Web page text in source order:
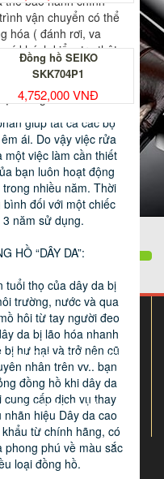
hồ làm bằng da
được chăm sóc cẩn
trong một thời
hữu cơ nên tuổi thọ
động từ môi trường,
đặc biệt là mồ hôi từ
sẽ làm dây da bị
tốt dây da của
màu và mục nát
có độ ẩm cao, không
tay, tiếp xúc với nước
một cấu trúc phức
để tiếp xúc với
các loại mỹ phẩm bởi
hại đến dây.
thành từ rất nhiều bộ
hợp với nhau hoạt
động. Và các loại dầu
giúp tất cả các bộ
ái. Do vậy việc rửa
một việc làm cần thiết
bạn luôn hoạt động
trong nhiều năm. Thời
đối với một chiếc
năm sử dụng.
HỒ “DÂY DA”:
tuổi thọ của dây da bị
trường, nước và qua
hôi từ tay người đeo
da bị lão hóa nhanh
hư hại và trở nên cũ
nhân trên vv.. bạn
đồng hồ khi dây da
cấp dịch vụ thay
hiệu Dây da cao
từ chính hãng, có
phong phú về màu sắc
loại đồng hồ.
vận chuyển có thể
hóa ( đánh rơi, va
khách kiểm tra thật
tôi sẽ không chịu
thức của hàng
hàng.
Đồng hồ SEIKO
SKK704P1
4,752,000 VNĐ
Oai, Thành Phố Hà Nội
seo website top 10